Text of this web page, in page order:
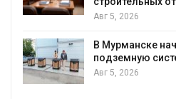
отходов